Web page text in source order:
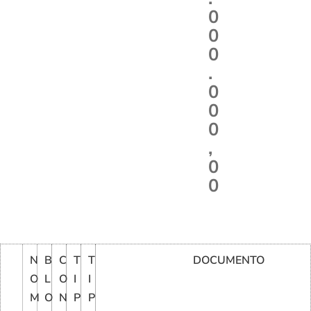
0
0
0
.
0
0
0
,
0
0
N
O
M
B
L
O
C
O
N
T
I
P
T
I
P
DOCUMENTO